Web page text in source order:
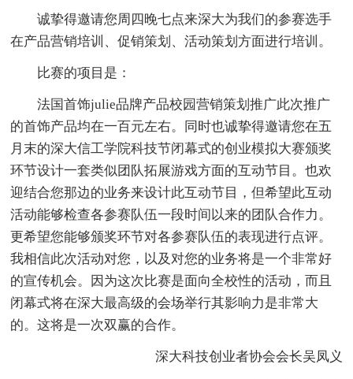
诚挚得邀请您周四晚七点来深大为我们的参赛选手
在产品营销培训、促销策划、活动策划方面进行培训。
比赛的项目是：
法国首饰julie品牌产品校园营销策划推广此次推广
的首饰产品均在一百元左右。同时也诚挚得邀请您在五
月末的深大信工学院科技节闭幕式的创业模拟大赛颁奖
环节设计一套类似团队拓展游戏方面的互动节目。也欢
迎结合您那边的业务来设计此互动节目，但希望此互动
活动能够检查各参赛队伍一段时间以来的团队合作力。
更希望您能够颁奖环节对各参赛队伍的表现进行点评。
我相信此次活动对您，以及对您的业务将是一个非常好
的宣传机会。因为这次比赛是面向全校性的活动，而且
闭幕式将在深大最高级的会场举行其影响力是非常大
的。这将是一次双赢的合作。
深大科技创业者协会会长吴凤义